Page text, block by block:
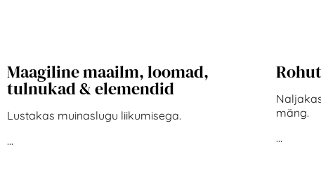
Maagiline maailm, loomad,
tulnukad & elemendid
Lustakas muinaslugu liikumisega.
...
mäng.
...